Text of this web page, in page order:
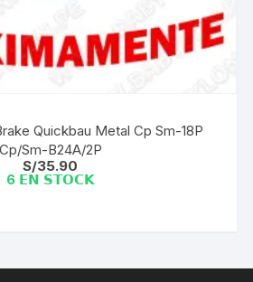
Quickbau Metal Cp Sm-18P
Cp/Sm-B24A/2P
S/35.90
6 𝗘𝗡 𝗦𝗧𝗢𝗖𝗞